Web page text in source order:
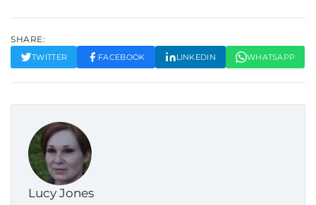
SHARE:
TWITTER FACEBOOK LINKEDIN WHATSAPP
Lucy Jones